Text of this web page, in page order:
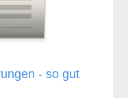
- so gut